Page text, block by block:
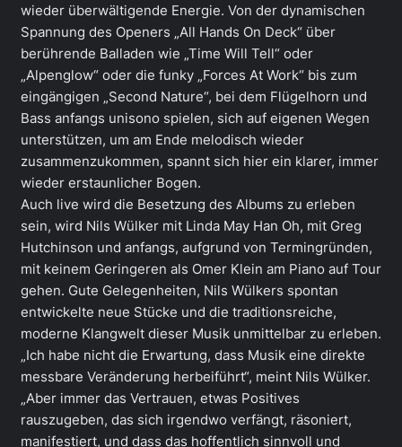
wieder überwältigende Energie. Von der dynamischen
Spannung des Openers „All Hands On Deck“ über
berührende Balladen wie „Time Will Tell“ oder
„Alpenglow“ oder die funky „Forces At Work“ bis zum
eingängigen „Second Nature“, bei dem Flügelhorn und
Bass anfangs unisono spielen, sich auf eigenen Wegen
unterstützen, um am Ende melodisch wieder
zusammenzukommen, spannt sich hier ein klarer, immer
wieder erstaunlicher Bogen.
Auch live wird die Besetzung des Albums zu erleben
sein, wird Nils Wülker mit Linda May Han Oh, mit Greg
Hutchinson und anfangs, aufgrund von Termingründen,
mit keinem Geringeren als Omer Klein am Piano auf Tour
gehen. Gute Gelegenheiten, Nils Wülkers spontan
entwickelte neue Stücke und die traditionsreiche,
moderne Klangwelt dieser Musik unmittelbar zu erleben.
„Ich habe nicht die Erwartung, dass Musik eine direkte
messbare Veränderung herbeiführt“, meint Nils Wülker.
„Aber immer das Vertrauen, etwas Positives
rauszugeben, das sich irgendwo verfängt, räsoniert,
manifestiert, und dass das hoffentlich sinnvoll und